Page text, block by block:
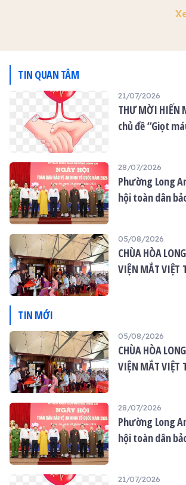
Kiều – một nét sinh hoạt
dân gian thấm đẫm chiều
sâu tâm linh và thi vị văn
trình Mai
TIN QUAN TÂM
21/07/2026
THƯ MỜI HIẾN
chủ đề “Giọt
28/07/2026
Phường Long
hội toàn dân
05/08/2026
CHÙA HÒA
VIỆN MẮT VIỆT
TIN MỚI
05/08/2026
CHÙA HÒA
VIỆN MẮT VIỆT
28/07/2026
Phường Long
hội toàn dân
21/07/2026